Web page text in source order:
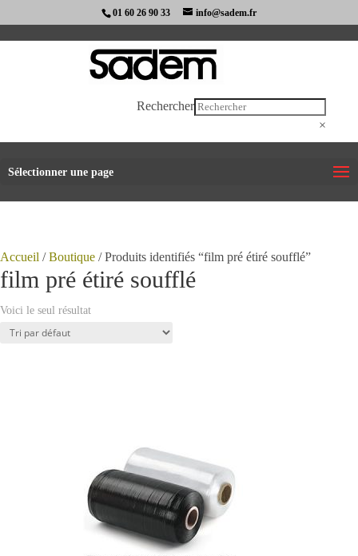
01 60 26 90 33 info@sadem.fr
Rechercher
×
Sélectionner une page
Accueil /Boutique / Produits identifiés “film pré étiré soufflé”
film pré étiré soufflé
Voici le seul résultat